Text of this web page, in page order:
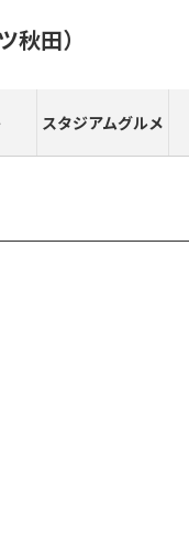
秋田）
スタジアムグルメ